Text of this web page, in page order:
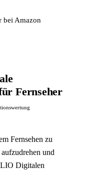
bei Amazon
Fernseher
Fernsehen zu
und
Digitalen